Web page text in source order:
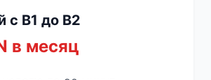
с B1 до B2
в месяц